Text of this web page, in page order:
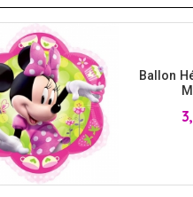
WESTERN
Ballon